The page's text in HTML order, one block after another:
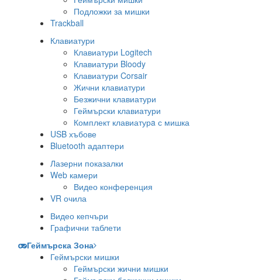
Подложки за мишки
Trackball
Клавиатури
Клавиатури Logitech
Клавиатури Bloody
Клавиатури Corsair
Жични клавиатури
Безжични клавиатури
Геймърски клавиатури
Комплект клавиатурa с мишка
USB хъбове
Bluetooth адаптери
Лазерни показалки
Web камери
Видео конференция
VR очила
Видео кепчъри
Графични таблети
Геймърска Зона
Геймърски мишки
Геймърски жични мишки